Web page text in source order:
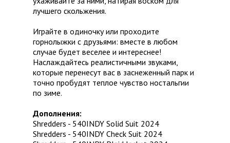
лучшего скольжения.
Играйте в одиночку или проходите
горнолыжки с друзьями: вместе в любом
случае будет веселее и интереснее!
Наслаждайтесь реалистичными звуками,
которые перенесут вас в заснеженный парк и
точно пробудят теплое чувство ностальгии
по зиме.
Дополнения:
Shredders - 540INDY Solid Suit 2024
Shredders - 540INDY Check Suit 2024